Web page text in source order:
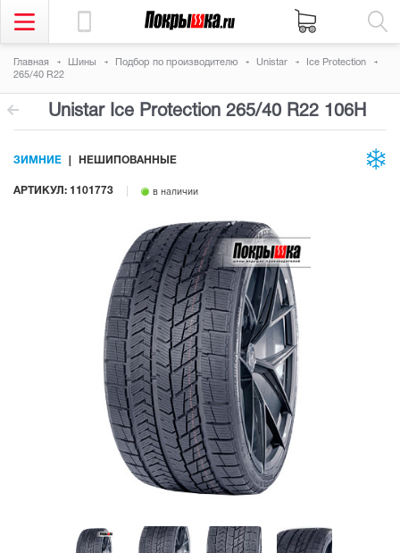
Главная Шины Подбор по производителю Unistar
Ice Protection
265/40 R22
Unistar Ice Protection 265/40 R22 106H
АРТИКУЛ: 1101773 в наличии
ЗИМНИЕ НЕШИПОВАННЫЕ